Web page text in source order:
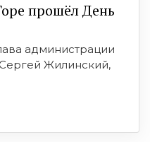
прошёл День
администрации
Жилинский,